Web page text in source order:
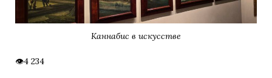
Каннабис в искусстве
4 234